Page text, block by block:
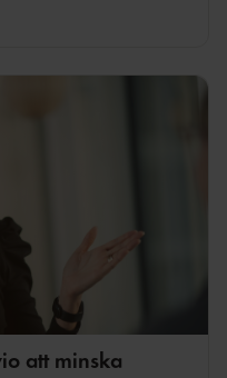
att minska